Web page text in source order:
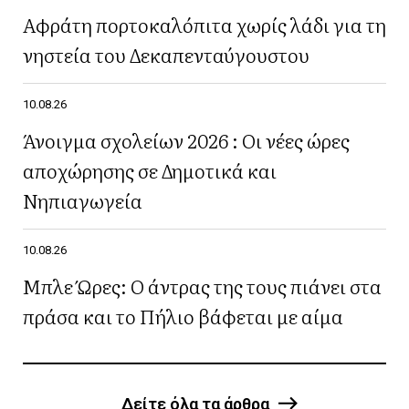
Αφράτη πορτοκαλόπιτα χωρίς λάδι για τη
νηστεία του Δεκαπενταύγουστου
10.08.26
Άνοιγμα σχολείων 2026 : Οι νέες ώρες
αποχώρησης σε Δημοτικά και
Νηπιαγωγεία
10.08.26
Μπλε Ώρες: Ο άντρας της τους πιάνει στα
πράσα και το Πήλιο βάφεται με αίμα
Δείτε όλα τα άρθρα